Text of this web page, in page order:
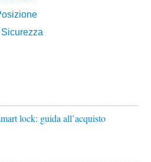
lock: guida all’acquisto